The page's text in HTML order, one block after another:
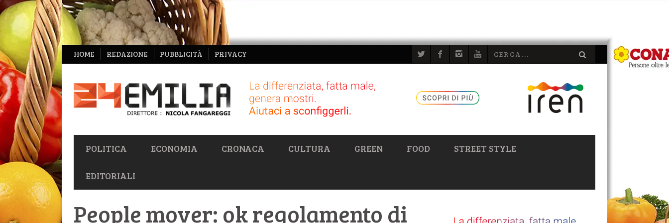
NAVIGAZIONE
SECONDARIA
HOME REDAZIONE PUBBLICITÀ PRIVACY
NAVIGAZIONE
PRIMARIA
POLITICA ECONOMIA CRONACA CULTURA GREEN FOOD STREET STYLE
EDITORIALI
People mover: ok regolamento di